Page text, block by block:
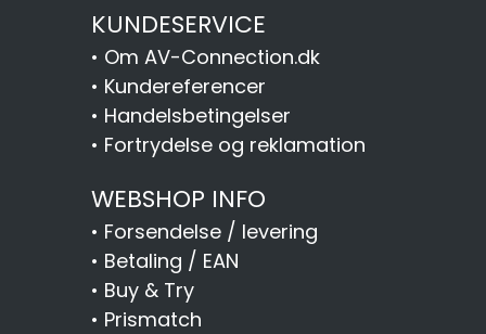
KUNDESERVICE
• Om AV-Connection.dk
• Kundereferencer
• Handelsbetingelser
• Fortrydelse og reklamation
WEBSHOP INFO
• Forsendelse / levering
• Betaling / EAN
• Buy & Try
• Prismatch